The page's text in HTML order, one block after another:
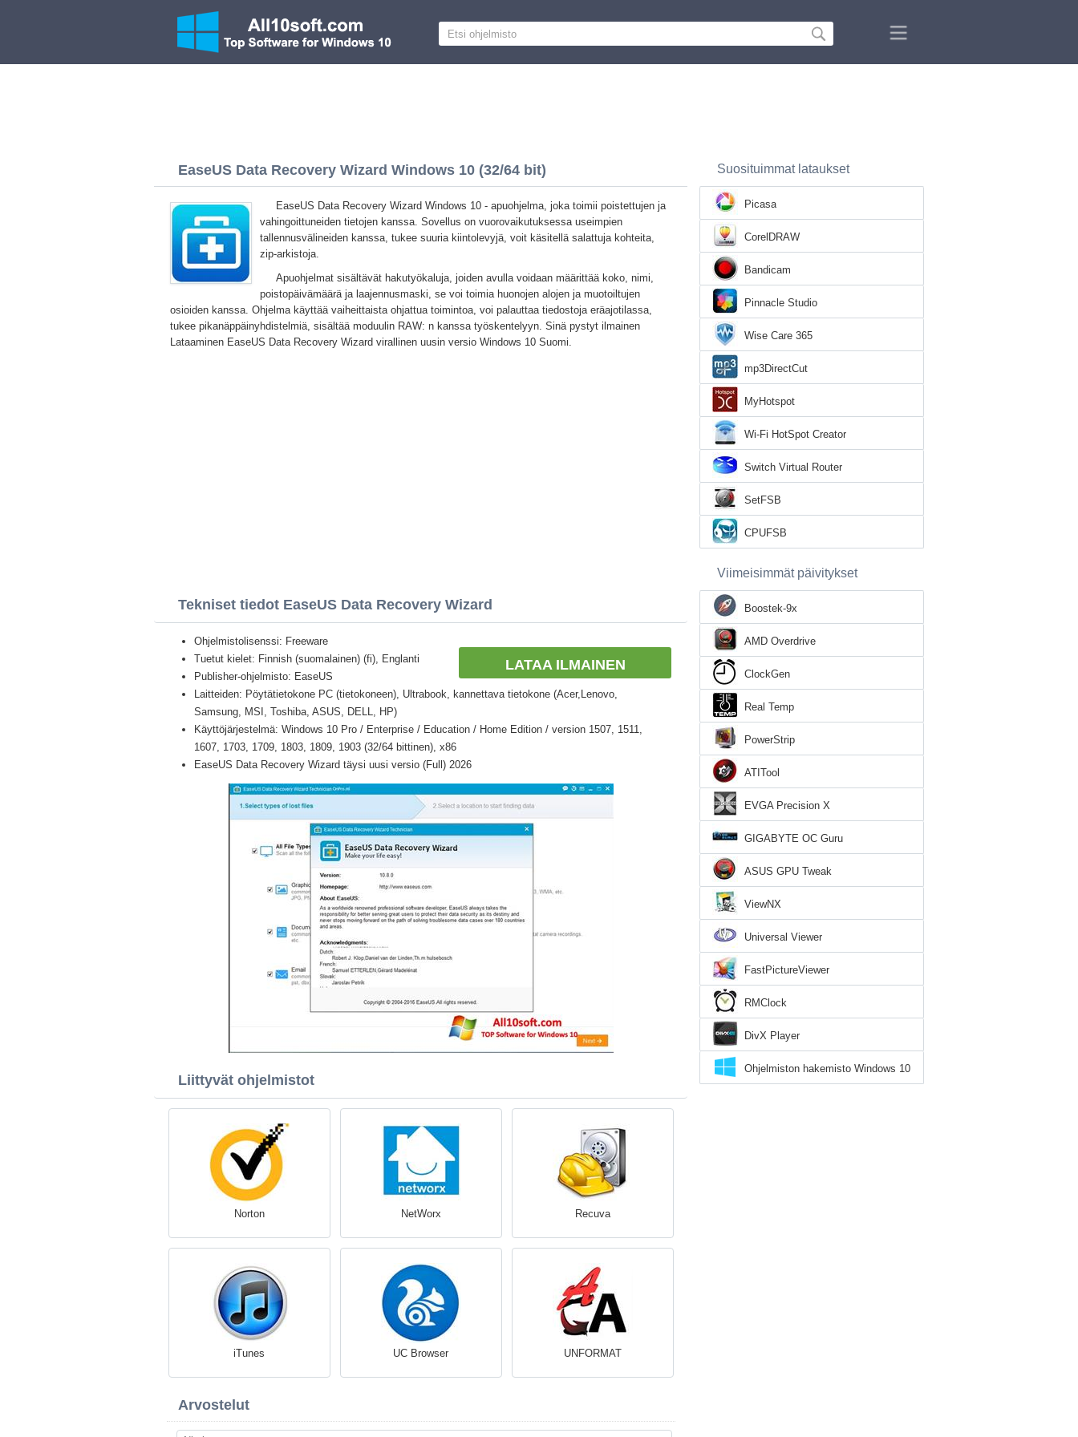
EaseUS Data Recovery Wizard Windows 10 (32/64 bit)
EaseUS Data Recovery Wizard Windows 10 - apuohjelma, joka toimii poistettujen ja
vahingoittuneiden tietojen kanssa. Sovellus on vuorovaikutuksessa useimpien
tallennusvälineiden kanssa, tukee suuria kiintolevyjä, voit käsitellä salattuja kohteita,
zip-arkistoja.
Apuohjelmat sisältävät hakutyökaluja, joiden avulla voidaan määrittää koko, nimi,
poistopäivämäärä ja laajennusmaski, se voi toimia huonojen alojen ja muotoiltujen
osioiden kanssa. Ohjelma käyttää vaiheittaista ohjattua toimintoa, voi palauttaa tiedostoja eräajotilassa,
tukee pikanäppäinyhdistelmiä, sisältää moduulin RAW: n kanssa työskentelyyn. Sinä pystyt ilmainen
Lataaminen EaseUS Data Recovery Wizard virallinen uusin versio Windows 10 Suomi.
Tekniset tiedot EaseUS Data Recovery Wizard
LATAA ILMAINEN
Ohjelmistolisenssi: Freeware
Tuetut kielet: Finnish (suomalainen) (fi), Englanti
Publisher-ohjelmisto: EaseUS
Laitteiden: Pöytätietokone PC (tietokoneen), Ultrabook, kannettava tietokone (Acer,Lenovo,
Samsung, MSI, Toshiba, ASUS, DELL, HP)
Käyttöjärjestelmä: Windows 10 Pro / Enterprise / Education / Home Edition / version 1507, 1511,
1607, 1703, 1709, 1803, 1809, 1903 (32/64 bittinen), x86
EaseUS Data Recovery Wizard täysi uusi versio (Full) 2026
Liittyvät ohjelmistot
Norton NetWorx Recuva
iTunes UC Browser UNFORMAT
Arvostelut
Suosituimmat lataukset
Picasa
CorelDRAW
Bandicam
Pinnacle Studio
Wise Care 365
mp3DirectCut
MyHotspot
Wi-Fi HotSpot Creator
Switch Virtual Router
SetFSB
CPUFSB
Viimeisimmät päivitykset
Boostek-9x
AMD Overdrive
ClockGen
Real Temp
PowerStrip
ATITool
EVGA Precision X
GIGABYTE OC Guru
ASUS GPU Tweak
ViewNX
Universal Viewer
FastPictureViewer
RMClock
DivX Player
Ohjelmiston hakemisto Windows 10